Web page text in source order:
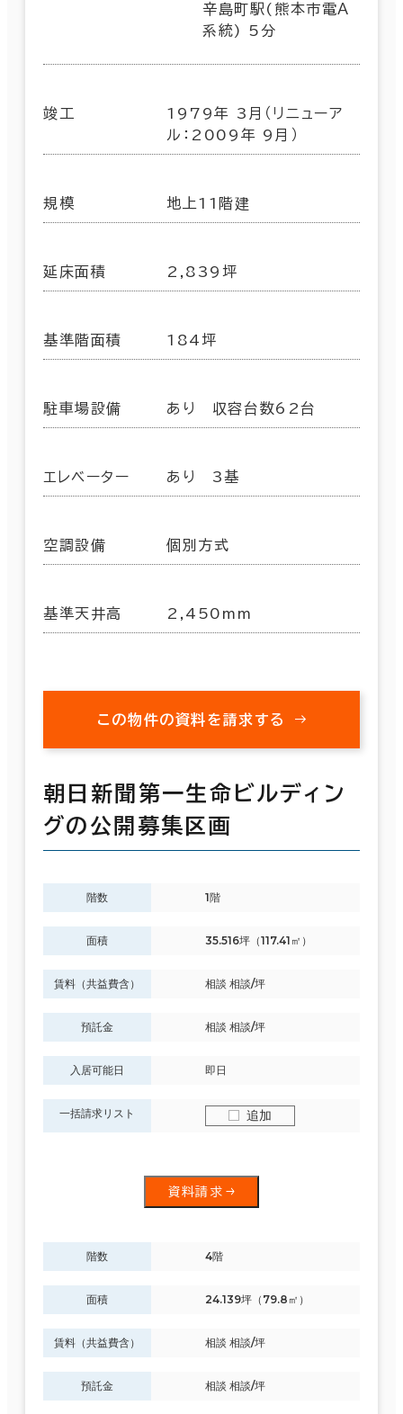
辛島町駅(熊本市電Ａ
系統) 5分
竣工
1979年 3月（リニューア
ル：2009年 9月）
規模 地上11階建
延床面積 2,839坪
基準階面積 184坪
駐車場設備 あり 収容台数62台
エレベーター あり 3基
空調設備 個別方式
基準天井高 2,450mm
この物件の資料を請求する
朝日新聞第一生命ビルディン
グの公開募集区画
階数 1階
面積 35.516坪（117.41㎡）
賃料（共益費含） 相談 相談/坪
預託金 相談 相談/坪
入居可能日 即日
一括請求リスト 追加
資料請求
階数 4階
面積 24.139坪（79.8㎡）
賃料（共益費含） 相談 相談/坪
預託金 相談 相談/坪